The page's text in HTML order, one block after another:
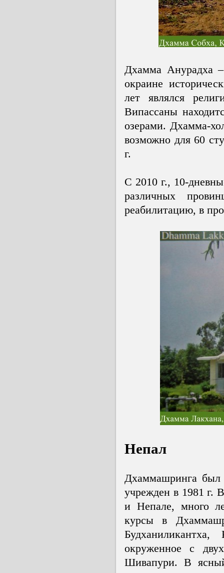
Дхамма Анурадха
окраине
лет являлся
Випассаны
озерами. Дхамма-
возможно для 60
г.
С 2010 г., 10-
различных
реабилитацию, в
Непал
Дхаммашринга был
учрежден в 1981 г.
и Непале, много
курсы в
окруженное с
Шивапури. В